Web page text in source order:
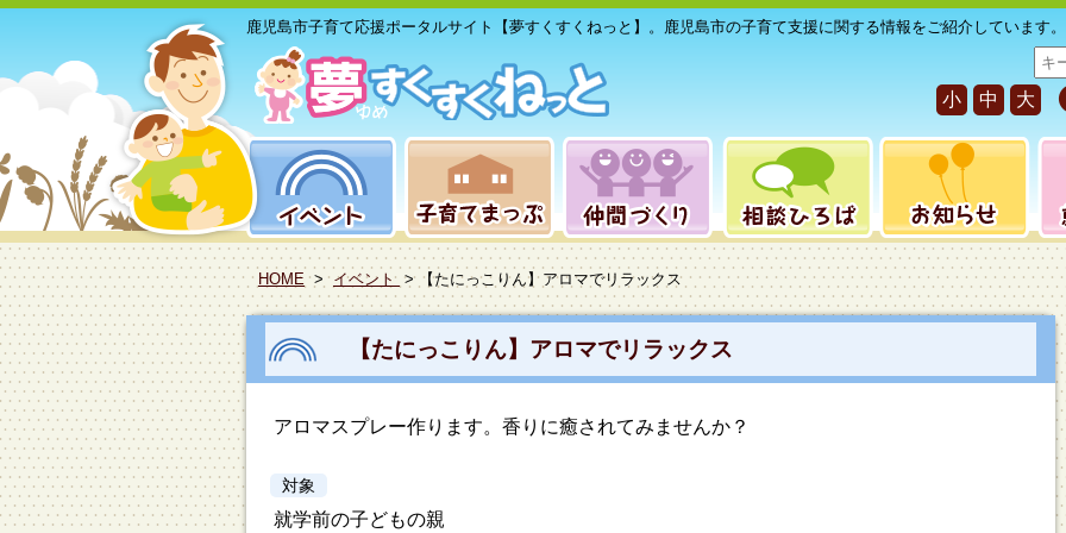
鹿児島市子育て応援ポータルサイト【夢すくすくねっと】。鹿児島市の子育て支援に関する情報をご紹介しています。
サ
イ
ト
内
小 中 大
HOME > イベント > 【たにっこりん】アロマでリラックス
【たにっこりん】アロマでリラックス
アロマスプレー作ります。香りに癒されてみませんか？
対象
就学前の子どもの親